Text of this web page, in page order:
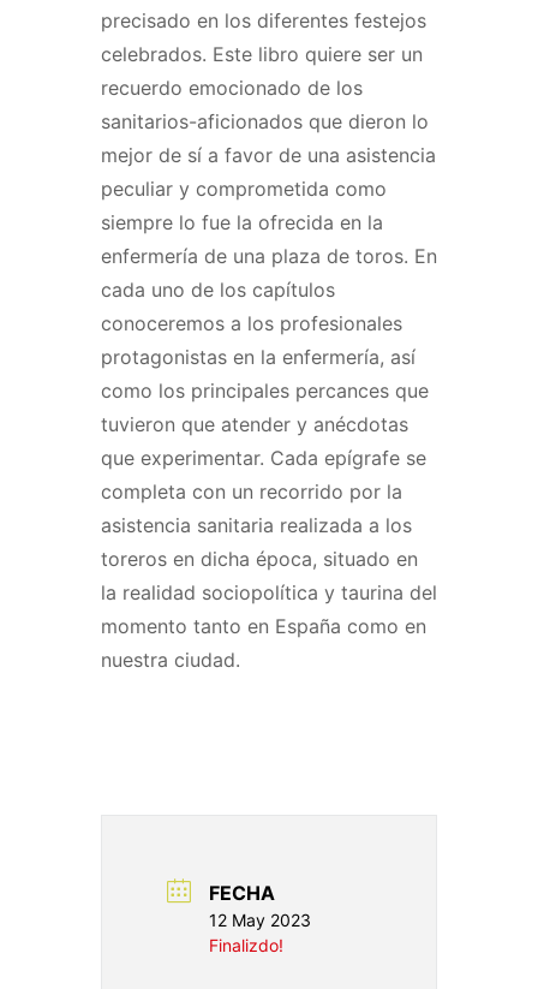
precisado en los diferentes festejos
celebrados. Este libro quiere ser un
recuerdo emocionado de los
sanitarios-aficionados que dieron lo
mejor de sí a favor de una asistencia
peculiar y comprometida como
siempre lo fue la ofrecida en la
enfermería de una plaza de toros. En
cada uno de los capítulos
conoceremos a los profesionales
protagonistas en la enfermería, así
como los principales percances que
tuvieron que atender y anécdotas
que experimentar. Cada epígrafe se
completa con un recorrido por la
asistencia sanitaria realizada a los
toreros en dicha época, situado en
la realidad sociopolítica y taurina del
momento tanto en España como en
nuestra ciudad.
FECHA
12 May 2023
Finalizdo!